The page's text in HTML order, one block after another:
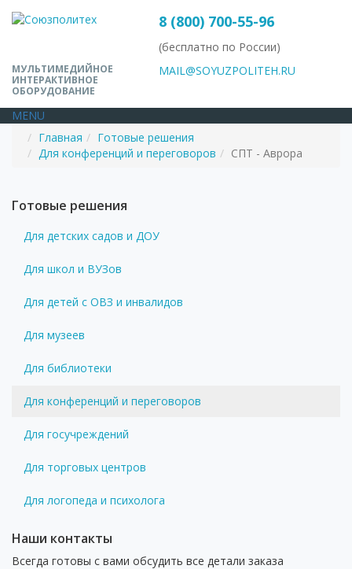
8 (800) 700-55-96
(бесплатно по России)
МУЛЬТИМЕДИЙНОЕ
ИНТЕРАКТИВНОЕ
ОБОРУДОВАНИЕ
MAIL@SOYUZPOLITEH.RU
MENU
Главная
Готовые решения
Для конференций и переговоров
СПТ - Аврора
Готовые решения
Для детских садов и ДОУ
Для школ и ВУЗов
Для детей с ОВЗ и инвалидов
Для музеев
Для библиотеки
Для конференций и переговоров
Для госучреждений
Для торговых центров
Для логопеда и психолога
Наши контакты
Всегда готовы с вами обсудить все детали заказа